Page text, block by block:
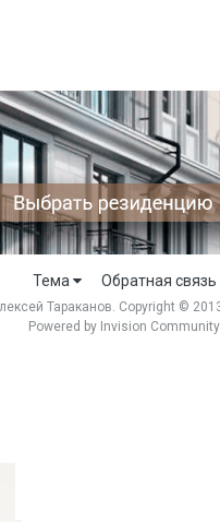
Тема Обратная связь
Тараканов. Copyright ©
Powered by Invision Community